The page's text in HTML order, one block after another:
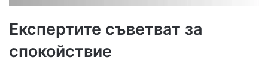
Експертите съветват за
спокойствие